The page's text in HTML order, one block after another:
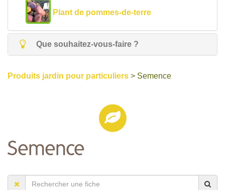
Plant de pommes-de-terre
Que souhaitez-vous-faire ?
Produits jardin pour particuliers > Semence
Semence